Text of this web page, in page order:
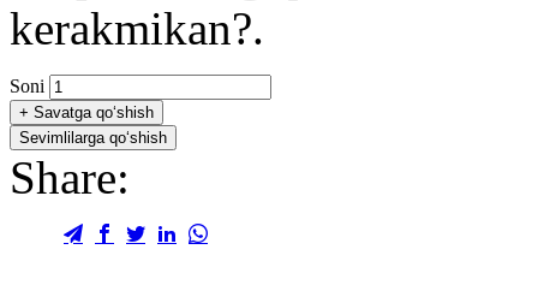
kerakmikan?.
Soni
+ Savatga qo‘shish
Sevimlilarga qo‘shish
Share: